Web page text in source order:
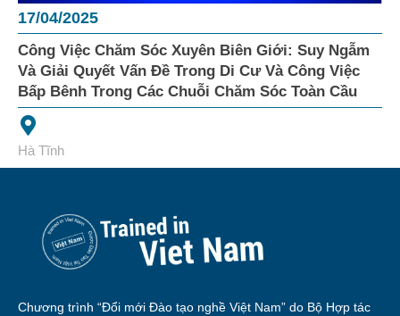
17/04/2025
Công Việc Chăm Sóc Xuyên Biên Giới: Suy Ngẫm
Và Giải Quyết Vấn Đề Trong Di Cư Và Công Việc
Bấp Bênh Trong Các Chuỗi Chăm Sóc Toàn Cầu
Hà Tĩnh
Chương trình “Đổi mới Đào tạo nghề Việt Nam” do Bộ Hợp tác